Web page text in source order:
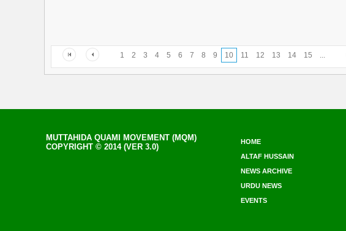
1 2 3 4 5 6 7 8 9 10 11 12 13 14 15 ...
MUTTAHIDA QUAMI MOVEMENT (MQM)
COPYRIGHT © 2014 (VER 3.0)
HOME
ALTAF HUSSAIN
NEWS ARCHIVE
URDU NEWS
EVENTS